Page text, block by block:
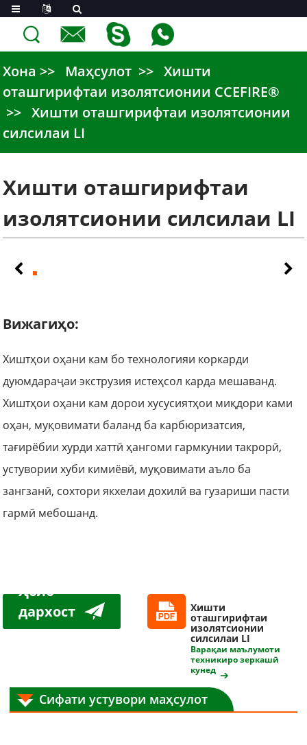
Хона Маҳсулот
Хишти
оташгирифтаи изолятсионии CCEFIRE®
Хишти оташгирифтаи изолятсионии
силсилаи LI
Хишти оташгирифтаи
изолятсионии силсилаи LI
Вижагиҳо:
Хиштҳои оҳани кам бо технологияи коркарди
дуюмдараҷаи экструзия истеҳсол карда мешаванд.
Хиштҳои оҳани кам дорои хусусиятҳои миқдори ками
оҳан, муқовимати баланд ба карбюризатсия,
тағирёбии хурди хаттӣ ҳангоми гармкунии такрорӣ,
устувории хуби кимиёвӣ, муқовимати аъло ба
зангзанӣ, сохтори якхелаи дохилӣ ва гузариши пасти
гармӣ мебошанд.
Ҳоло
дархост
кунед
Хишти
оташгирифтаи
изолятсионии
силсилаи LI
Варақаи маълумоти
техникиро зеркашӣ
кунед
Сифати устувори маҳсулот